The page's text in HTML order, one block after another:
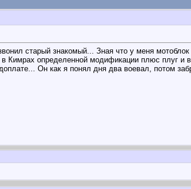
старый знакомый... Зная что у меня
Кимрах определенной модификации плюс плуг и
Он как я понял дня два воевал, потом